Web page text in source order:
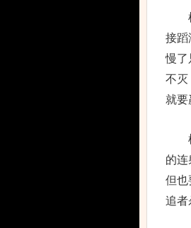
枪
接蹈
慢了
不灭
就要
枪
的
但也
追者